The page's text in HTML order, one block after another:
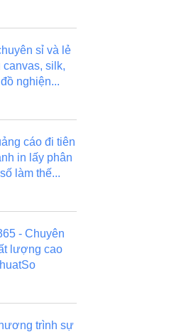
sỉ và lẻ
silk,
nghiện...
cáo đi tiên
in lấy phân
làm thế...
- Chuyên
lượng cao
trình sự